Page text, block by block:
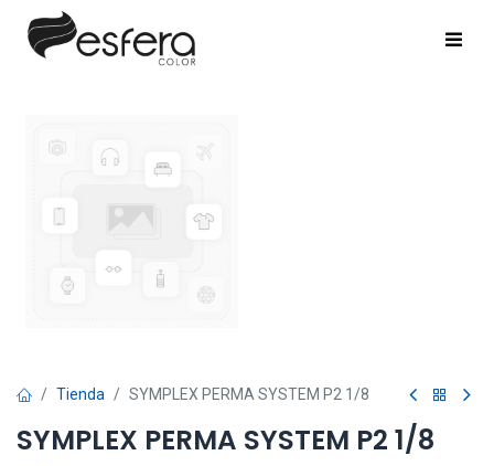
Tienda SYMPLEX PERMA SYSTEM P2 1/8
SYMPLEX PERMA SYSTEM P2 1/8